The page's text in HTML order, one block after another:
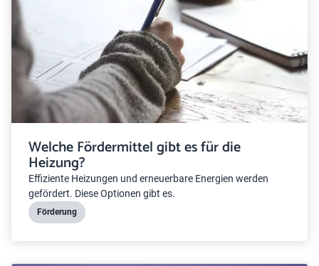
Welche Fördermittel gibt es für die
Heizung?
Effiziente Heizungen und erneuerbare Energien werden
gefördert. Diese Optionen gibt es.
Förderung